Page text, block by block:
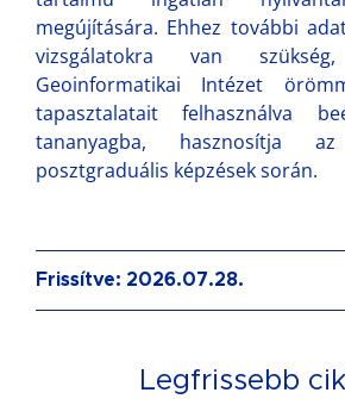
megújítására. Ehhez további
vizsgálatokra van
Geoinformatikai Intézet
tapasztalatait felhasználva
tananyagba, hasznosítja
posztgraduális képzések során.
Frissítve: 2026.07.28.
Legfrissebb